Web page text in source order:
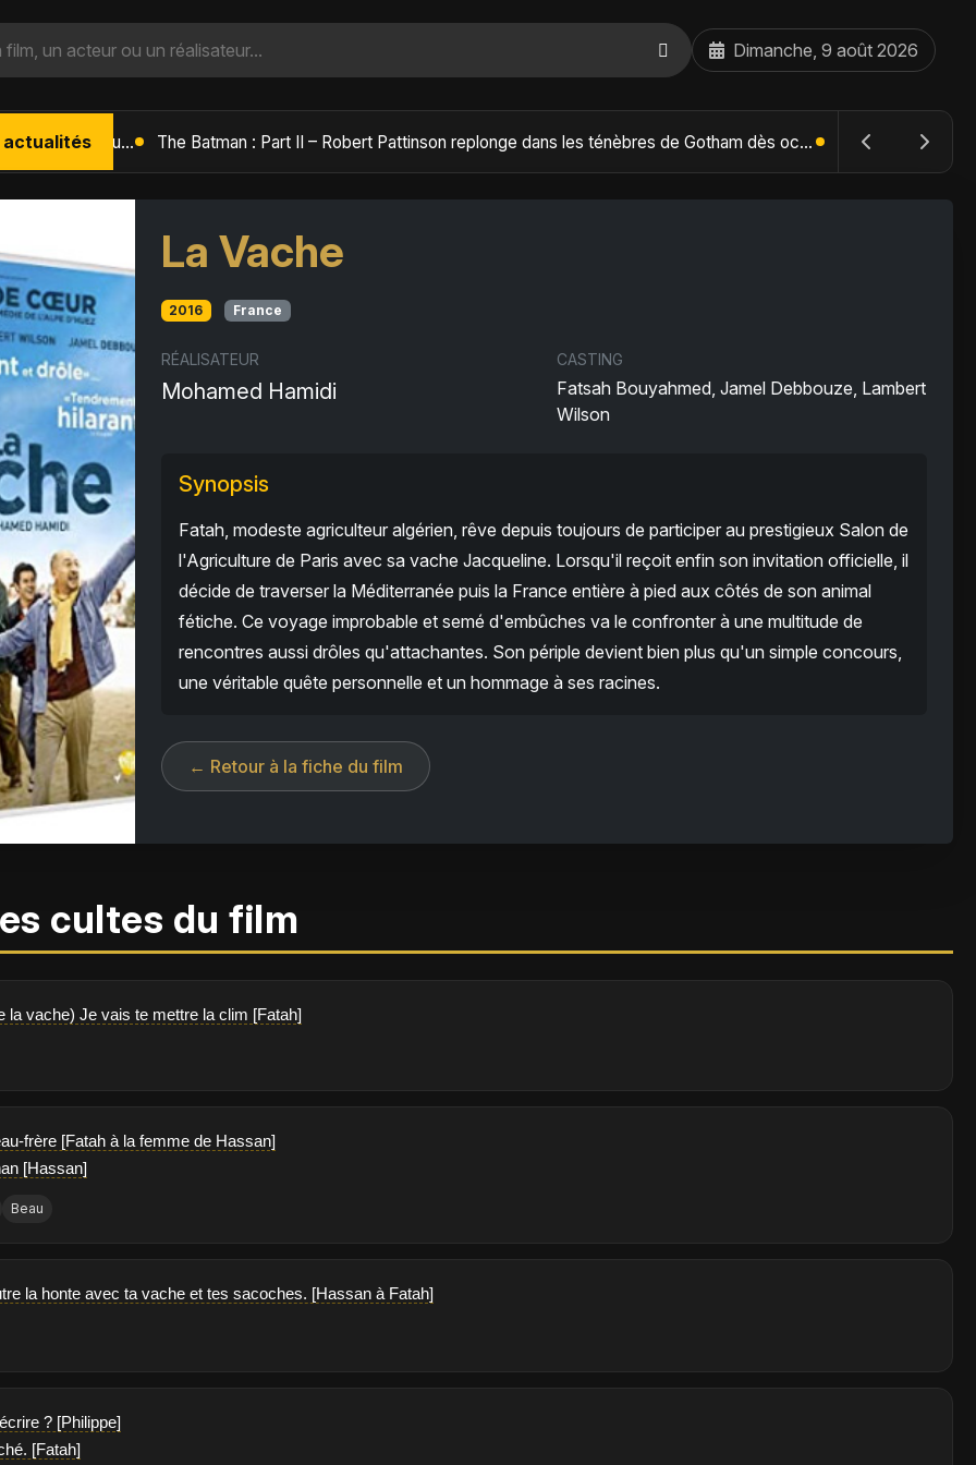
Dimanche, 9 août 2026
actualités L'Âge de Glace : Le Réveil du Volcan – Manny, Sid et Diego de retour pour une aventure explosive The Batman : Part II – Robert Pattinson replonge dans les ténèbres de Gotham dès octobre 2027
La Vache
2016 France
RÉALISATEUR
Mohamed Hamidi
CASTING
Fatsah Bouyahmed, Jamel Debbouze, Lambert
Wilson
Synopsis
Fatah, modeste agriculteur algérien, rêve depuis toujours de participer au prestigieux Salon de
l'Agriculture de Paris avec sa vache Jacqueline. Lorsqu'il reçoit enfin son invitation officielle, il
décide de traverser la Méditerranée puis la France entière à pied aux côtés de son animal
fétiche. Ce voyage improbable et semé d'embûches va le confronter à une multitude de
rencontres aussi drôles qu'attachantes. Son périple devient bien plus qu'un simple concours,
une véritable quête personnelle et un hommage à ses racines.
← Retour à la fiche du film
cultes du film
la vache) Je vais te mettre la clim [Fatah]
frère [Fatah à la femme de Hassan]
[Hassan]
Beau
la honte avec ta vache et tes sacoches. [Hassan à Fatah]
? [Philippe]
[Fatah]